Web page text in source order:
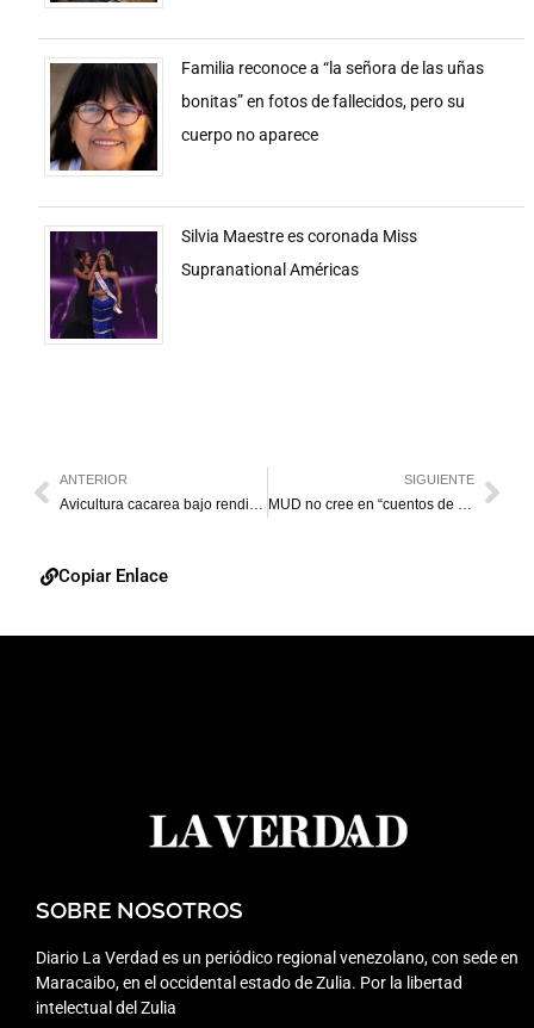
Familia reconoce a “la señora de las uñas
bonitas” en fotos de fallecidos, pero su
cuerpo no aparece
Silvia Maestre es coronada Miss
Supranational Américas
ANTERIOR
Avicultura cacarea bajo rendimiento productivo en pollos y huevos
SIGUIENTE
MUD no cree en “cuentos de pasillo” sobre fecha de las elecciones
Copiar Enlace
SOBRE NOSOTROS
Diario La Verdad es un periódico regional venezolano, con sede en
Maracaibo, en el occidental estado de Zulia. Por la libertad
intelectual del Zulia